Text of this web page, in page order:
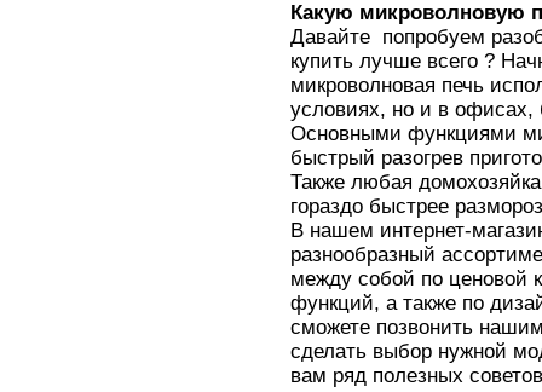
Какую микроволновую
Давайте попробуем
купить лучше всего ?
микроволновая печь
условиях, но и в офисах,
Основными функциями
быстрый разогрев
Также любая
гораздо быстрее
В нашем интернет-
разнообразный
между собой по ценовой
функций, а также по
сможете позвонить
сделать выбор нужной
вам ряд полезных